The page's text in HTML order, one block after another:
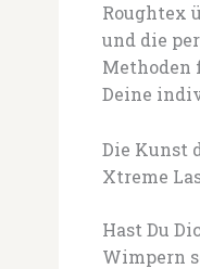
Roughtex
und die
Methoden
Deine
Die Kunst
Xtreme
Hast Du
Wimpern